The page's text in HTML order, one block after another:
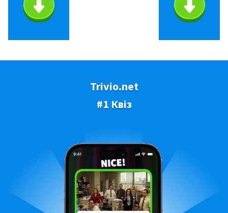
Trivio.net
#1 Квіз